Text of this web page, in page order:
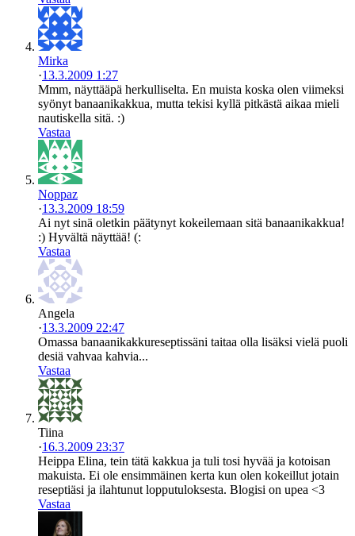
Mirka
·13.3.2009 1:27
Mmm, näyttääpä herkulliselta. En muista koska olen viimeksi
syönyt banaanikakkua, mutta tekisi kyllä pitkästä aikaa mieli
nautiskella sitä. :)
Vastaa
Noppaz
·13.3.2009 18:59
Ai nyt sinä oletkin päätynyt kokeilemaan sitä banaanikakkua!
:) Hyvältä näyttää! (:
Vastaa
Angela
·13.3.2009 22:47
Omassa banaanikakkureseptissäni taitaa olla lisäksi vielä puoli
desiä vahvaa kahvia...
Vastaa
Tiina
·16.3.2009 23:37
Heippa Elina, tein tätä kakkua ja tuli tosi hyvää ja kotoisan
makuista. Ei ole ensimmäinen kerta kun olen kokeillut jotain
reseptiäsi ja ilahtunut lopputuloksesta. Blogisi on upea <3
Vastaa